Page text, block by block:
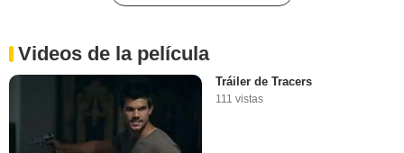
Videos de la película
Tráiler de Tracers
111 vistas